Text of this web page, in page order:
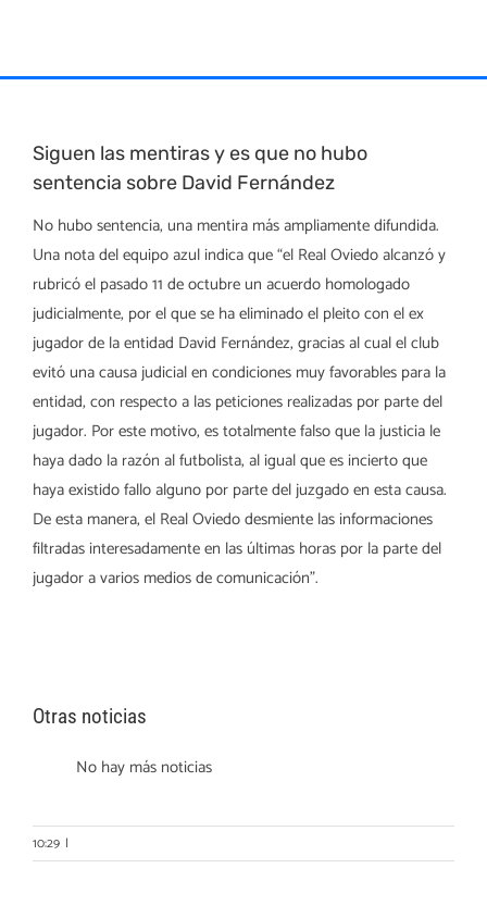
content
Siguen las mentiras y es que no hubo
sentencia sobre David Fernández
No hubo sentencia, una mentira más ampliamente difundida.
Una nota del equipo azul indica que “el Real Oviedo alcanzó y
rubricó el pasado 11 de octubre un acuerdo homologado
judicialmente, por el que se ha eliminado el pleito con el ex
jugador de la entidad David Fernández, gracias al cual el club
evitó una causa judicial en condiciones muy favorables para la
entidad, con respecto a las peticiones realizadas por parte del
jugador. Por este motivo, es totalmente falso que la justicia le
haya dado la razón al futbolista, al igual que es incierto que
haya existido fallo alguno por parte del juzgado en esta causa.
De esta manera, el Real Oviedo desmiente las informaciones
filtradas interesadamente en las últimas horas por la parte del
jugador a varios medios de comunicación”.
Otras noticias
No hay más noticias
10:29 |